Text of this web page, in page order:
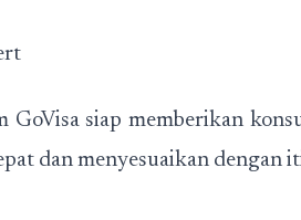
siap memberikan
dan menyesuaikan dengan